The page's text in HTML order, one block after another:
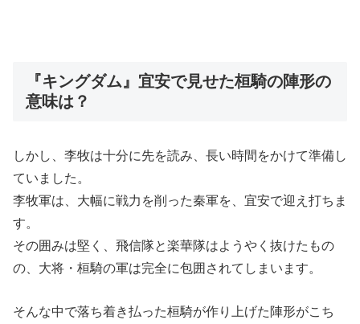
『キングダム』宜安で見せた桓騎の陣形の
意味は？
しかし、李牧は十分に先を読み、長い時間をかけて準備し
ていました。
李牧軍は、大幅に戦力を削った秦軍を、宜安で迎え打ちま
す。
その囲みは堅く、飛信隊と楽華隊はようやく抜けたもの
の、大将・桓騎の軍は完全に包囲されてしまいます。
そんな中で落ち着き払った桓騎が作り上げた陣形がこち